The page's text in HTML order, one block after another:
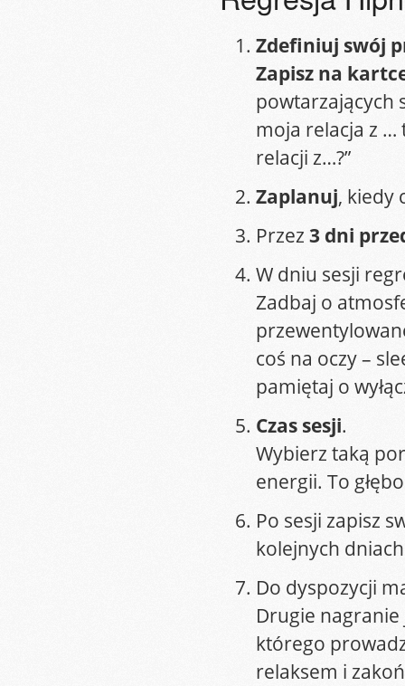
Zdefiniuj swój
Zapisz na
powtarzających
moja relacja z …
relacji z…?”
Zaplanuj, kiedy
Przez 3 dni
W dniu sesji
Zadbaj o
coś na oczy –
pamiętaj o
Czas sesji.
Wybierz taką
energii. To
Po sesji zapisz
kolejnych
Do dyspozycji
Drugie
którego
relaksem i